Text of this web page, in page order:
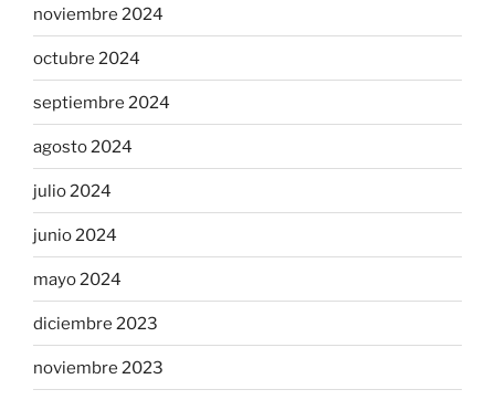
noviembre 2024
octubre 2024
septiembre 2024
agosto 2024
julio 2024
junio 2024
mayo 2024
diciembre 2023
noviembre 2023